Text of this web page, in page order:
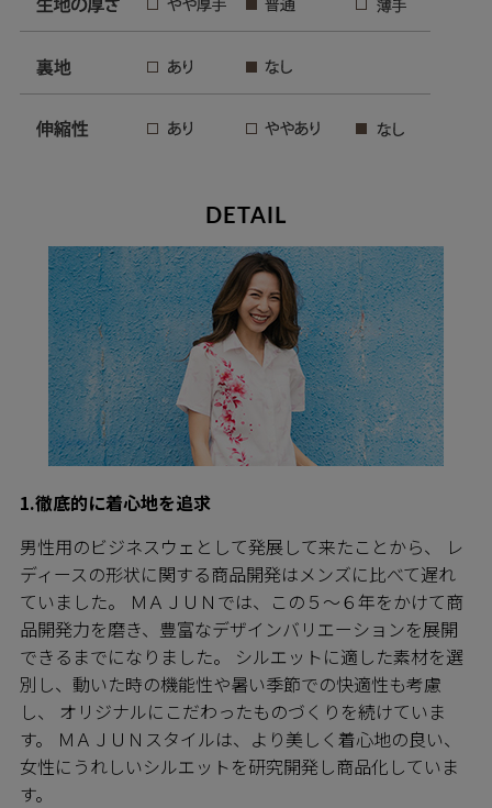
DETAIL
1.徹底的に着心地を追求
男性用のビジネスウェとして発展して来たことから、 レ
ディースの形状に関する商品開発はメンズに比べて遅れ
ていました。 ＭＡＪＵＮでは、この５～６年をかけて商
品開発力を磨き、豊富なデザインバリエーションを展開
できるまでになりました。 シルエットに適した素材を選
別し、動いた時の機能性や暑い季節での快適性も考慮
し、 オリジナルにこだわったものづくりを続けていま
す。 ＭＡＪＵＮスタイルは、より美しく着心地の良い、
女性にうれしいシルエットを研究開発し商品化していま
す。